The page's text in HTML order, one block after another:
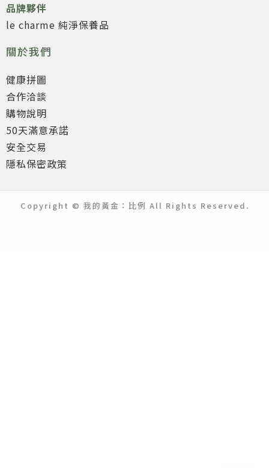
品牌夥伴
le charme 純淨保養品
關於我們
健康拼圖
合作洽談
購物說明
50天滿意承諾
安全交易
隱私保密政策
Copyright © 我的黃金：比例 All Rights Reserved.